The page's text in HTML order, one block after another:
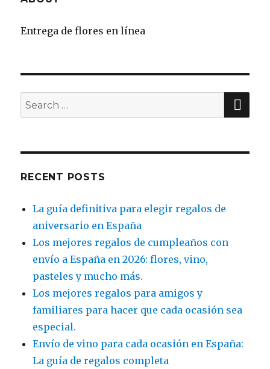
Entrega de flores en línea
Search
for:
RECENT POSTS
La guía definitiva para elegir regalos de
aniversario en España
Los mejores regalos de cumpleaños con
envío a España en 2026: flores, vino,
pasteles y mucho más.
Los mejores regalos para amigos y
familiares para hacer que cada ocasión sea
especial.
Envío de vino para cada ocasión en España:
La guía de regalos completa